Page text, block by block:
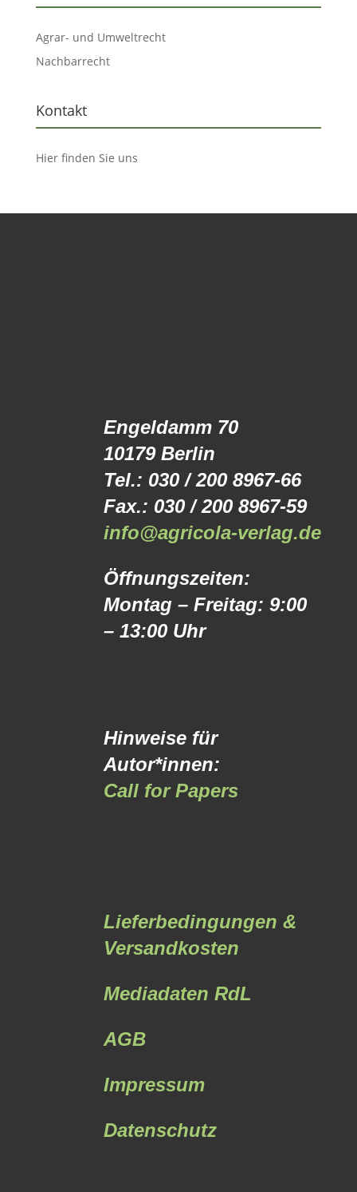
Agrar- und Umweltrecht
Nachbarrecht
Kontakt
Hier finden Sie uns
Engeldamm 70
10179 Berlin
Tel.: 030 / 200 8967-66
Fax.: 030 / 200 8967-59
info@agricola-verlag.de
Öffnungszeiten:
Montag – Freitag: 9:00
– 13:00 Uhr
Hinweise für
Autor*innen:
Call for Papers
Lieferbedingungen &
Versandkosten
Mediadaten RdL
AGB
Impressum
Datenschutz